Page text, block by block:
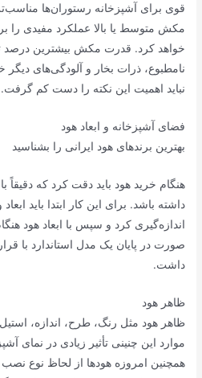
قوی برای آشپزخانه رستوران‌ها
مکش متوسط یا بالا عملکرد مفیدی را
خواهد کرد. قدرت مکش بیشترین درصد
نامطبوع، ذرات بخار و آلودگی‌های
نباید اهمیت این نکته را دست کم گرفت.
فضای آشپزخانه و ابعاد هود
بهترین برندهای هود ایرانی را بشناسید
هنگام خرید هود باید دقت کرد که دقیقاً
داشته باشد. برای این کار ابتدا باید
اندازه‌گیری کرد و سپس با ابعاد هود
صورت در پایان یک مدل استاندارد با
داشت.
ظاهر هود
ظاهر هود مثل رنگ، طرح، اندازه،
موارد این چنینی تأثیر زیادی در نمای
همچنین امروزه هودها از لحاظ نوع نصب